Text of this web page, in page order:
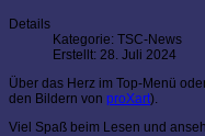
Details
Kategorie: TSC-News
Erstellt: 28. Juli 2024
Über das Herz im Top-Menü
den Bildern von proXart).
Viel Spaß beim Lesen und